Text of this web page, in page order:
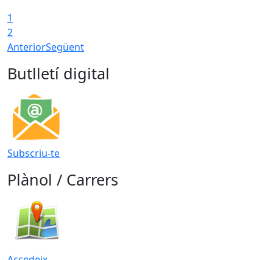
1
2
AnteriorSegüent
Butlletí digital
Subscriu-te
Plànol / Carrers